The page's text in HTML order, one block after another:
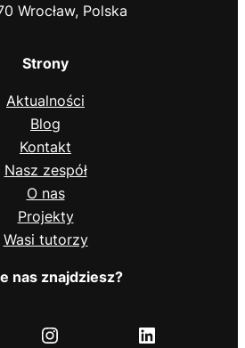
Wrocław, Polska
Strony
Aktualności
Blog
Kontakt
Nasz zespół
O nas
Projekty
Wasi tutorzy
nas znajdziesz?
Instagram LinkedIn